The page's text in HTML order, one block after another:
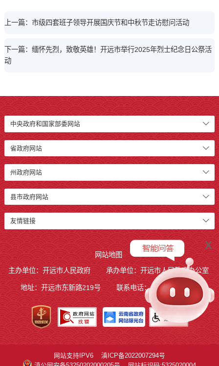
上一篇：市级四套班子领导开展国庆节和中秋节走访慰问活动
下一篇：缅怀先烈，致敬英雄！开远市举行2025年烈士纪念日公祭活
动
中央政府和国家部委网站
省政府网站
州政府网站
县市政府网站
友情链接
网站地图
主办单位：开远市人民政府
承办单位：开远市人民政府办公室
地址：开远市东新路219号 联系电话：0873-7236877
网站支持IPV6
滇ICP备2022007294号
x